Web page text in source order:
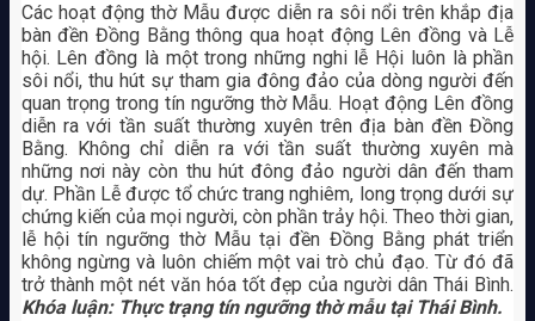
Các hoạt động thờ Mẫu được diễn ra sôi nổi trên khắp địa
bàn đền Đồng Bằng thông qua hoạt động Lên đồng và Lễ
hội. Lên đồng là một trong những nghi lễ Hội luôn là phần
sôi nổi, thu hút sự tham gia đông đảo của dòng người đến
quan trọng trong tín ngưỡng thờ Mẫu. Hoạt động Lên đồng
diễn ra với tần suất thường xuyên trên địa bàn đền Đồng
Bằng. Không chỉ diễn ra với tần suất thường xuyên mà
những nơi này còn thu hút đông đảo người dân đến tham
dự. Phần Lễ được tổ chức trang nghiêm, long trọng dưới sự
chứng kiến của mọi người, còn phần trảy hội. Theo thời gian,
lễ hội tín ngưỡng thờ Mẫu tại đền Đồng Bằng phát triển
không ngừng và luôn chiếm một vai trò chủ đạo. Từ đó đã
trở thành một nét văn hóa tốt đẹp của người dân Thái Bình.
Khóa luận: Thực trạng tín ngưỡng thờ mẫu tại Thái Bình.